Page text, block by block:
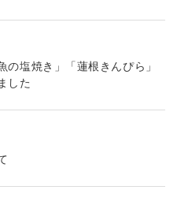
塩焼き」「蓮根きんぴら」
した